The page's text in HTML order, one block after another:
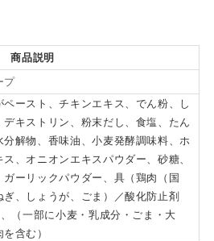
商品説明
プ
ペースト、チキンエキス、でん粉、し
デキストリン、粉末だし、食塩、たん
分解物、香味油、小麦発酵調味料、ホ
ス、オニオンエキスパウダー、砂糖、
ガーリックパウダー、具（鶏肉（国
ぎ、しょうが、ごま）／酸化防止剤
、（一部に小麦・乳成分・ごま・大
含む）